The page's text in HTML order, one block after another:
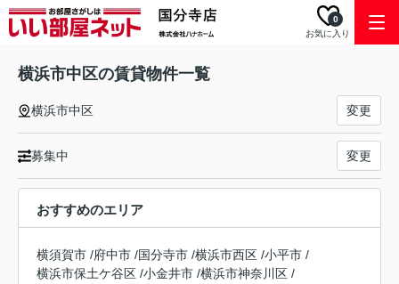
お気に入り
0
横浜市中区の賃貸物件一覧
横浜市中区 変更
募集中 変更
おすすめのエリア
横須賀市 /府中市 /国分寺市 /横浜市西区 /小平市 /
横浜市保土ケ谷区 /小金井市 /横浜市神奈川区 /